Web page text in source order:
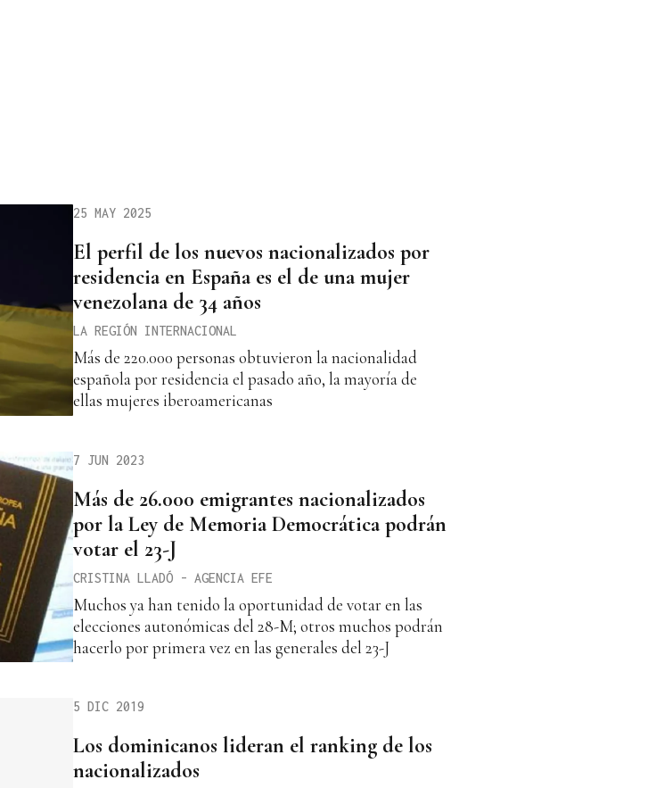
25 MAY 2025
El perfil de los nuevos nacionalizados por
residencia en España es el de una mujer
venezolana de 34 años
LA REGIÓN INTERNACIONAL
Más de 220.000 personas obtuvieron la nacionalidad
española por residencia el pasado año, la mayoría de
ellas mujeres iberoamericanas
7 JUN 2023
Más de 26.000 emigrantes nacionalizados
por la Ley de Memoria Democrática podrán
votar el 23-J
CRISTINA LLADÓ - AGENCIA EFE
Muchos ya han tenido la oportunidad de votar en las
elecciones autonómicas del 28-M; otros muchos podrán
hacerlo por primera vez en las generales del 23-J
5 DIC 2019
Los dominicanos lideran el ranking de los
nacionalizados